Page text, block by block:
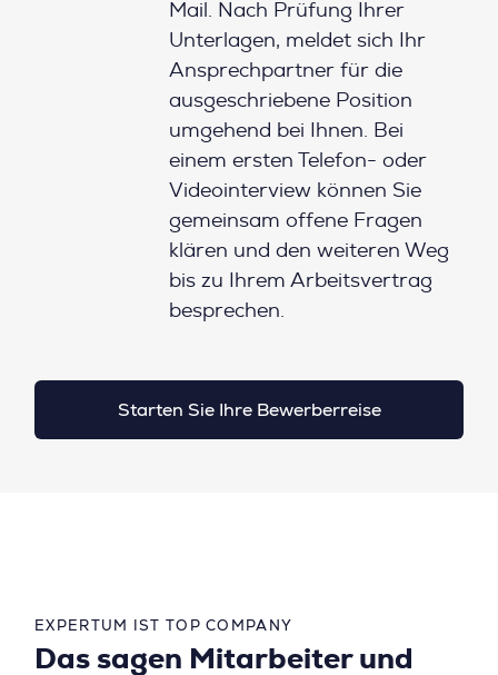
Mail. Nach Prüfung Ihrer
Unterlagen, meldet sich Ihr
Ansprechpartner für die
ausgeschriebene Position
umgehend bei Ihnen. Bei
einem ersten Telefon- oder
Videointerview können Sie
gemeinsam offene Fragen
klären und den weiteren Weg
bis zu Ihrem Arbeitsvertrag
besprechen.
Starten Sie Ihre Bewerberreise
EXPERTUM IST TOP COMPANY
Das sagen Mitarbeiter und